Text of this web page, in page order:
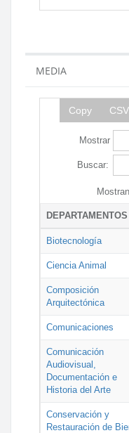
MEDIA
Copy CSV
Mostrar
Buscar:
DEPARTAMENTOS
Biotecnología
Ciencia Animal
Composición
Arquitectónica
Comunicaciones
Comunicación
Audiovisual,
Documentación e
Historia del Arte
Conservación y
Restauración de